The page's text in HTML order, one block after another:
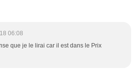
06:08
que je le lirai car il est dans le Prix